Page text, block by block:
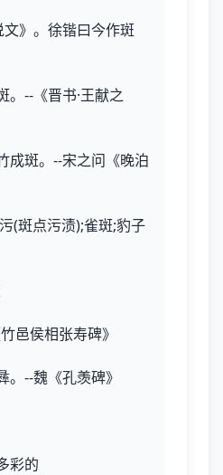
》。徐锴曰今作斑
。--《晋书·王献之
成斑。--宋之问《晚泊
(斑点污渍);雀斑;豹子
邑侯相张寿碑》
。--魏《孔羡碑》
彩的